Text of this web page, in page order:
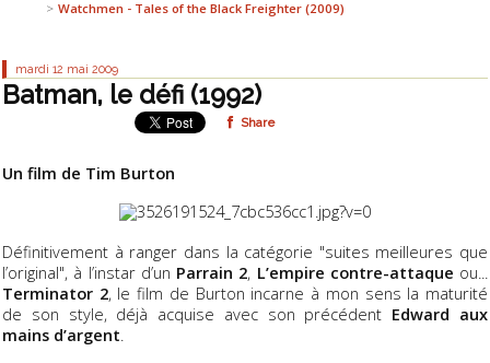
Watchmen - Tales of the Black Freighter (2009)
mardi 12 mai 2009
Batman, le défi (1992)
Share
Un film de Tim Burton
Définitivement à ranger dans la catégorie "suites meilleures que
l’original", à l’instar d’un Parrain 2, L’empire contre-attaque ou...
Terminator 2, le film de Burton incarne à mon sens la maturité
de son style, déjà acquise avec son précédent Edward aux
mains d’argent